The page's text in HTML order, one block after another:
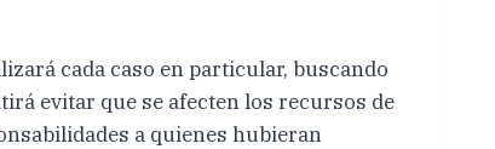
cada caso en particular, buscando
evitar que se afecten los recursos de
a quienes hubieran